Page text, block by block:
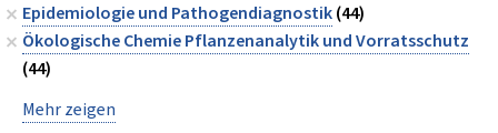
Epidemiologie und Pathogendiagnostik(44)
Ökologische Chemie Pflanzenanalytik und Vorratsschutz
(44)
Mehr zeigen